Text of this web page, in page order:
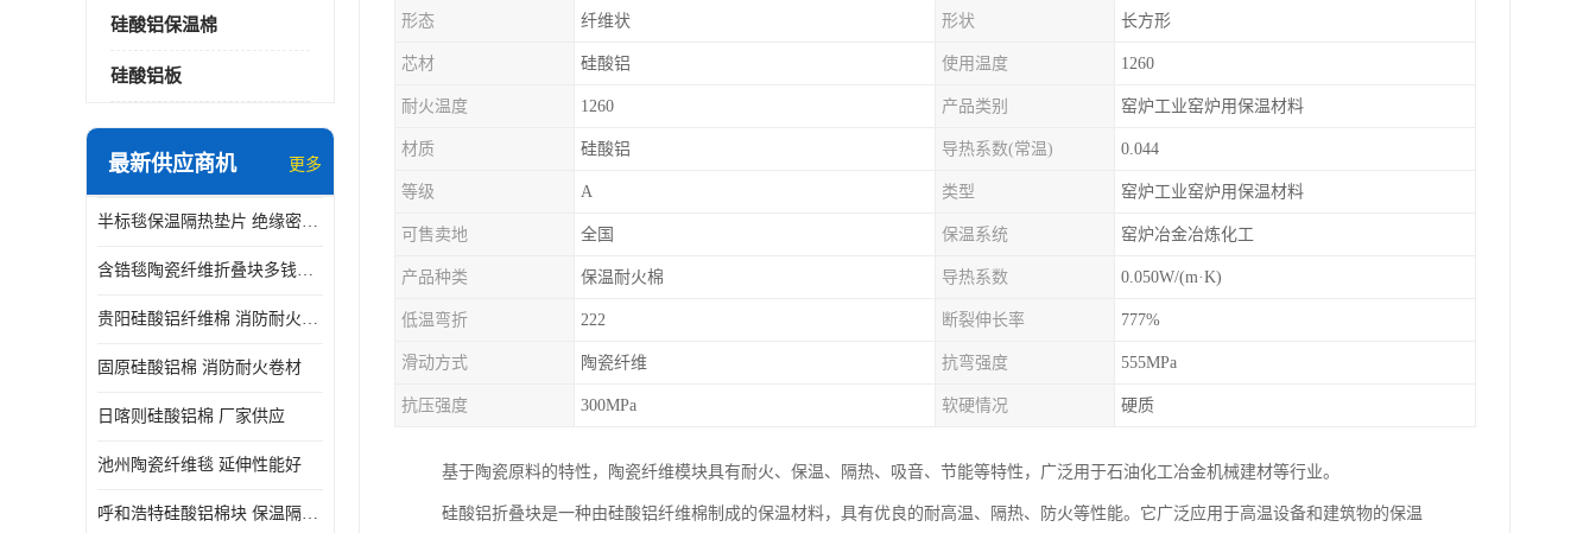
硅酸铝保温棉
硅酸铝板
最新供应商机 更多
半标毯保温隔热垫片 绝缘密封垫片
含锆毯陶瓷纤维折叠块多钱一立方 硅酸铝模块
贵阳硅酸铝纤维棉 消防耐火卷材
固原硅酸铝棉 消防耐火卷材
日喀则硅酸铝棉 厂家供应
池州陶瓷纤维毯 延伸性能好
呼和浩特硅酸铝棉块 保温隔热效果好
形态 纤维状 形状 长方形
芯材 硅酸铝 使用温度 1260
耐火温度 1260 产品类别 窑炉工业窑炉用保温材料
材质 硅酸铝 导热系数(常温) 0.044
等级 A 类型 窑炉工业窑炉用保温材料
可售卖地 全国 保温系统 窑炉冶金冶炼化工
产品种类 保温耐火棉 导热系数 0.050W/(m·K)
低温弯折 222 断裂伸长率 777%
滑动方式 陶瓷纤维 抗弯强度 555MPa
抗压强度 300MPa 软硬情况 硬质
基于陶瓷原料的特性，陶瓷纤维模块具有耐火、保温、隔热、吸音、节能等特性，广泛用于石油化工冶金机械建材等行业。
硅酸铝折叠块是一种由硅酸铝纤维棉制成的保温材料，具有优良的耐高温、隔热、防火等性能。它广泛应用于高温设备和建筑物的保温